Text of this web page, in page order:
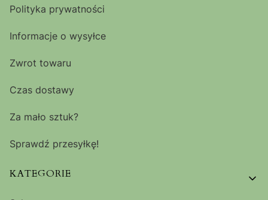
Polityka prywatności
Informacje o wysyłce
Zwrot towaru
Czas dostawy
Za mało sztuk?
Sprawdź przesyłkę!
KATEGORIE